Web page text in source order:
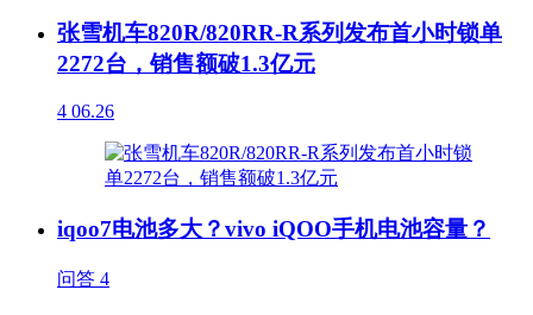
张雪机车820R/820RR-R系列发布首小时锁单
2272台，销售额破1.3亿元
4 06.26
iqoo7电池多大？vivo iQOO手机电池容量？
问答 4